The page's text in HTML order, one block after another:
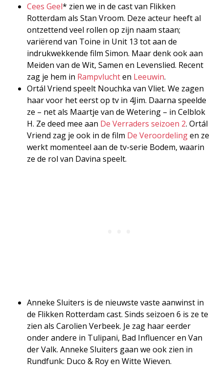
Cees Geel* zien we in de cast van Flikken
Rotterdam als Stan Vroom. Deze acteur heeft al
ontzettend veel rollen op zijn naam staan;
variërend van Toine in Unit 13 tot aan de
indrukwekkende film Simon. Maar denk ook aan
Meiden van de Wit, Samen en Levenslied. Recent
zag je hem in Rampvluchten Leeuwin.
Ortál Vriend speelt Nouchka van Vliet. We zagen
haar voor het eerst op tv in 4Jim. Daarna speelde
ze – net als Maartje van de Wetering – in Celblok
H. Ze deed mee aan De Verraders seizoen 2. Ortál
Vriend zag je ook in de film De Veroordelingen ze
werkt momenteel aan de tv-serie Bodem, waarin
ze de rol van Davina speelt.
Anneke Sluiters is de nieuwste vaste aanwinst in
de Flikken Rotterdam cast. Sinds seizoen 6 is ze te
zien als Carolien Verbeek. Je zag haar eerder
onder andere in Tulipani, Bad Influencer en Van
der Valk. Anneke Sluiters gaan we ook zien in
Rundfunk: Duco & Roy en Witte Wieven.